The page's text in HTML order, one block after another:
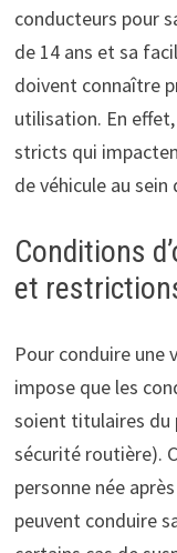
conducteurs pour
de 14 ans et sa
doivent connaître
utilisation. En
stricts qui
de véhicule au sein
Conditions
et
Pour conduire une
impose que les
soient titulaires du
sécurité routière).
personne née
peuvent conduire